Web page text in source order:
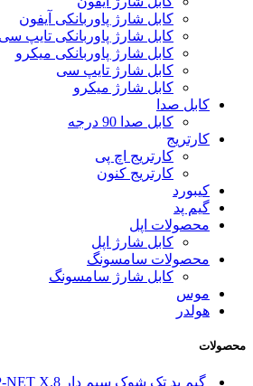
کابل شارژ پاوربانکی آیفون
کابل شارژ پاوربانکی تایپ سی
کابل شارژ پاوربانکی میکرو
کابل شارژ تایپ سی
کابل شارژ میکرو
کابل صدا
کابل صدا 90 درجه
کارتریج
کارتریج اچ پی
کارتریج کنون
کیبورد
گیم پد
محصولات اپل
کابل شارژ اپل
محصولات سامسونگ
کابل شارژ سامسونگ
موس
هولدر
محصولات
گیم پد تک شوک سیم دار P-NET X.8